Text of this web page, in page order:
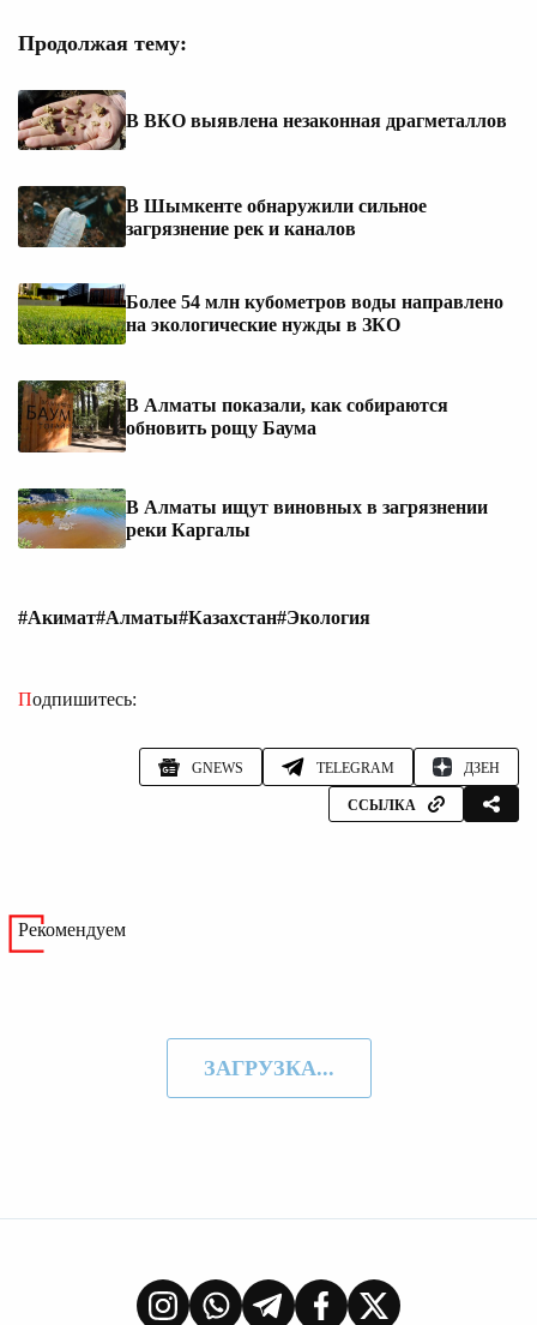
Продолжая тему:
В ВКО выявлена незаконная драгметаллов
В Шымкенте обнаружили сильное
загрязнение рек и каналов
Более 54 млн кубометров воды направлено
на экологические нужды в ЗКО
В Алматы показали, как собираются
обновить рощу Баума
В Алматы ищут виновных в загрязнении
реки Каргалы
#Акимат#Алматы#Казахстан#Экология
Подпишитесь:
GNEWS TELEGRAM ДЗЕН
ССЫЛКА
Рекомендуем
ЗАГРУЗКА...